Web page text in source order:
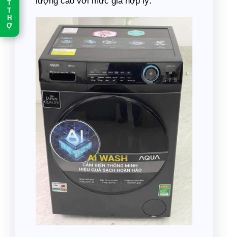
T
T
H
Ợ